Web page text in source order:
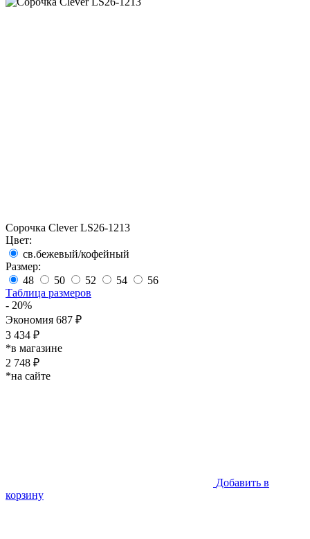
Сорочка Clever LS26-1213
Цвет:
св.бежевый/кофейный
Размер:
48
50 52 54
56
Таблица размеров
- 20%
Экономия 687 ₽
3 434 ₽
*в магазине
2 748 ₽
*на сайте
Добавить в
корзину